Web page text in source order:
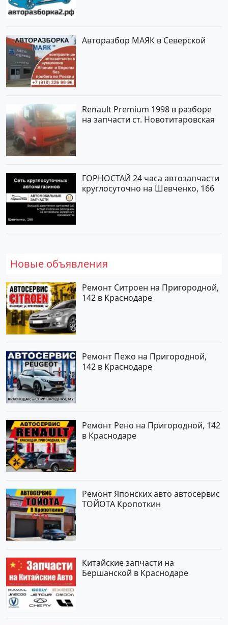
Авторазбор МАЯК в Северской
Renault Premium 1998 в разборе
на запчасти ст. Новотитаровская
ГОРНОСТАЙ 24 часа автозапчасти
круглосуточно на Шевченко, 166
Новые объявления
Ремонт Ситроен на Пригородной,
142 в Краснодаре
Ремонт Пежо на Пригородной,
142 в Краснодаре
Ремонт Рено на Пригородной, 142
в Краснодаре
Ремонт Японских авто автосервис
ТОЙОТА Кропоткин
Китайские запчасти на
Бершанской в Краснодаре